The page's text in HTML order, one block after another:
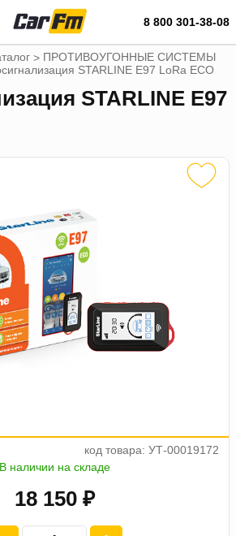
8 800 301-38-08
> ПРОТИВОУГОННЫЕ СИСТЕМЫ
STARLINE E97 LoRa ECO
код товара: УТ-00019172
В наличии на складе
18 150 ₽